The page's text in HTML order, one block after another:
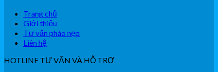
Trang chủ
Giới thiệu
Tư vấn phào nẹp
Liên hệ
HOTLINE TƯ VẤN VÀ HỖ TRỢ